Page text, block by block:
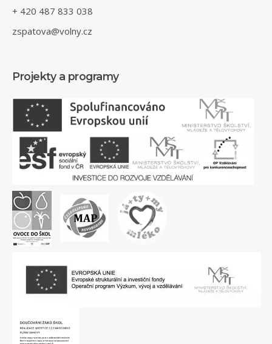
+ 420 487 833 038
zspatova@volny.cz
Projekty a programy